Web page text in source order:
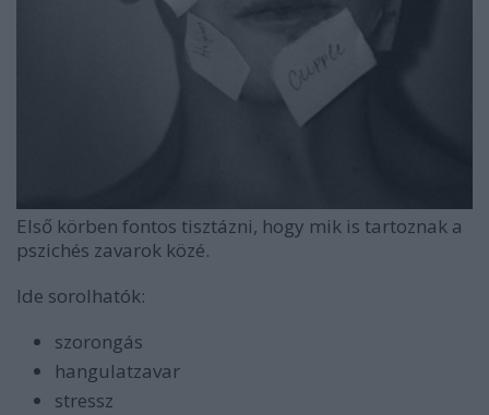
Első körben fontos tisztázni, hogy mik is tartoznak a
pszichés zavarok közé.
Ide sorolhatók:
szorongás
hangulatzavar
stressz